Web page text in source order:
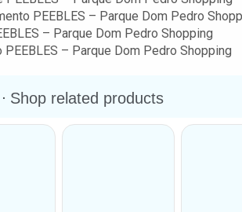
PEEBLES – Parque Dom Pedro
– Parque Dom Pedro Shopping
PEEBLES – Parque Dom Pedro Shopping